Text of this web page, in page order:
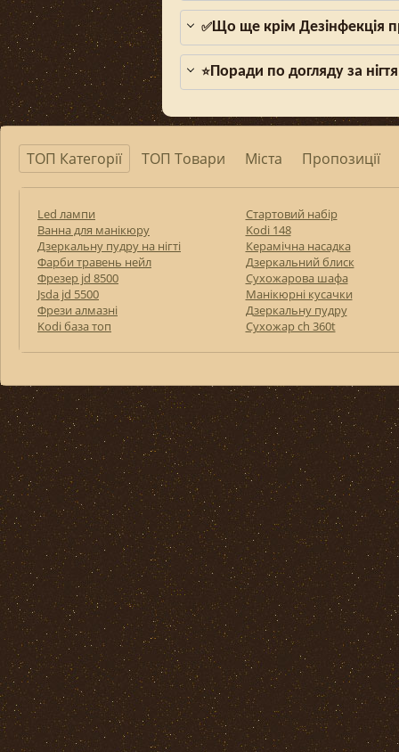
✅Що ще крім Дезінфекція
⭐Поради по догляду за
ТОП Категорії ТОП Товари Міста Пропозиції
Led лампи
Ванна для манікюру
Дзеркальну пудру на нігті
Фарби травень нейл
Фрезер jd 8500
Jsda jd 5500
Фрези алмазні
Kodi база топ
Стартовий набір
Kodi 148
Керамічна насадка
Дзеркальний блиск
Сухожарова шафа
Манікюрні кусачки
Дзеркальну пудру
Сухожар ch 360t